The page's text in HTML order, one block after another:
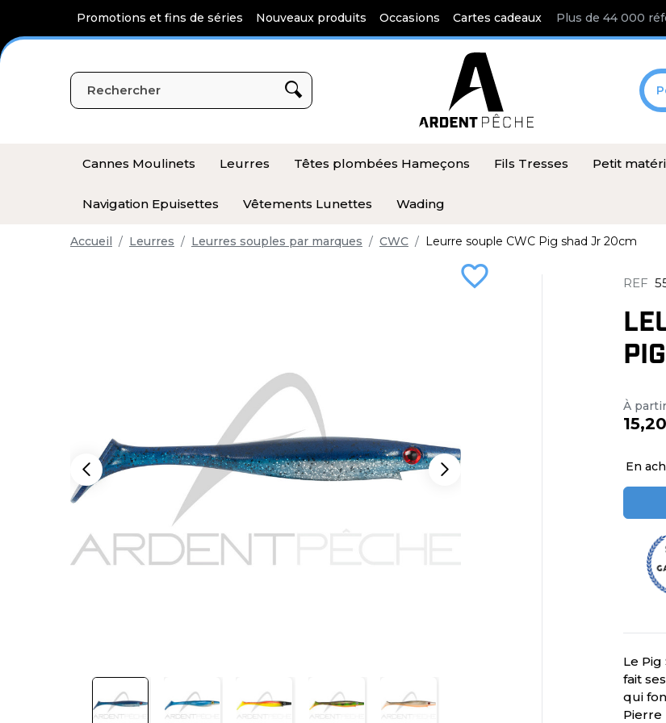
Promotions et fins de séries Nouveaux produits Occasions Cartes cadeaux Plus de 44 000
Cannes Moulinets Leurres Têtes plombées Hameçons Fils Tresses Petit
Navigation Epuisettes Vêtements Lunettes Wading
Accueil Leurres Leurres souples par marques CWC Leurre souple CWC Pig shad Jr 20cm
favorite_border REF
À
En
Le
fait
qui
Pierre